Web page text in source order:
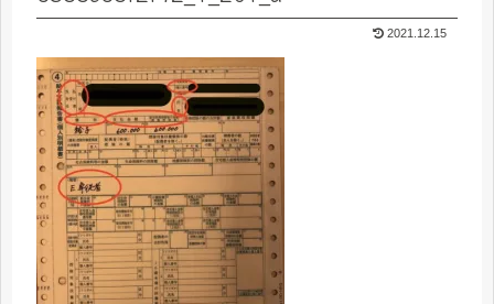
2021.12.15